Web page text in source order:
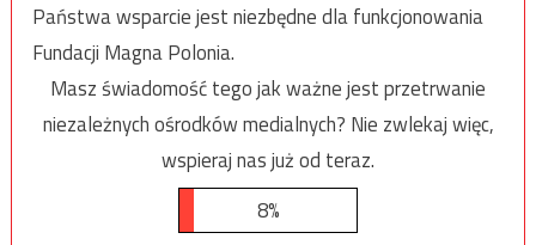
Państwa wsparcie jest niezbędne dla funkcjonowania
Fundacji Magna Polonia.
Masz świadomość tego jak ważne jest przetrwanie
niezależnych ośrodków medialnych? Nie zwlekaj więc,
wspieraj nas już od teraz.
8%